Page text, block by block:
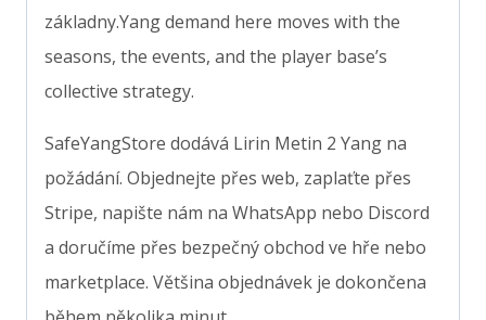
základny.Yang demand here moves with the
seasons, the events, and the player base’s
collective strategy.
SafeYangStore dodává Lirin Metin 2 Yang na
požádání. Objednejte přes web, zaplaťte přes
Stripe, napište nám na WhatsApp nebo Discord
a doručíme přes bezpečný obchod ve hře nebo
marketplace. Většina objednávek je dokončena